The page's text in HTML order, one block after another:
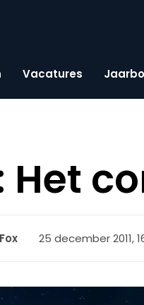
Vacatures
Het
25 december 2011,